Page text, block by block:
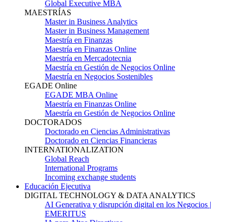
Global Executive MBA
MAESTRÍAS
Master in Business Analytics
Master in Business Management
Maestría en Finanzas
Maestría en Finanzas Online
Maestría en Mercadotecnia
Maestría en Gestión de Negocios Online
Maestría en Negocios Sostenibles
EGADE Online
EGADE MBA Online
Maestría en Finanzas Online
Maestría en Gestión de Negocios Online
DOCTORADOS
Doctorado en Ciencias Administrativas
Doctorado en Ciencias Financieras
INTERNATIONALIZATION
Global Reach
International Programs
Incoming exchange students
Educación Ejecutiva
DIGITAL TECHNOLOGY & DATA ANALYTICS
AI Generativa y disrupción digital en los Negocios |
EMERITUS